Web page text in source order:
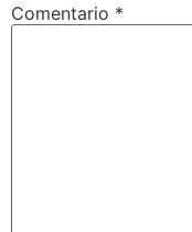
Comentario *